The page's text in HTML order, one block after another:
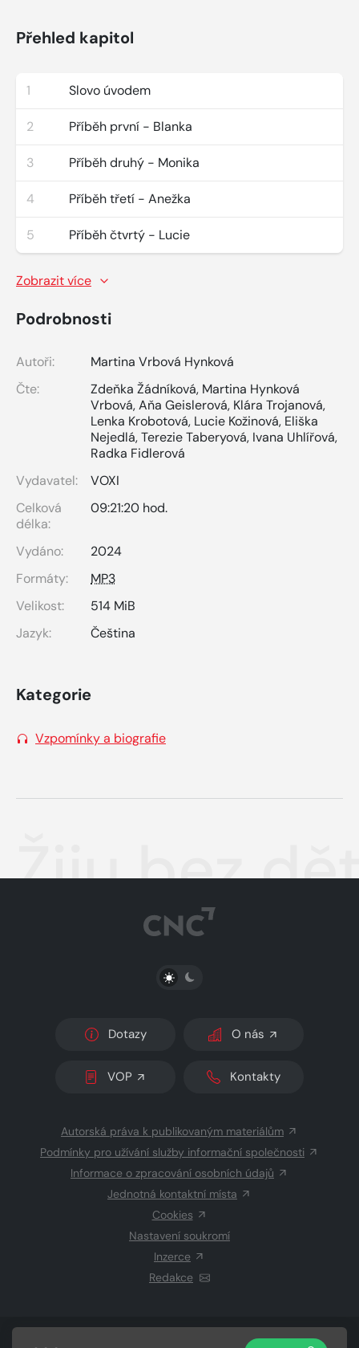
Přehled kapitol
1 Slovo úvodem
2 Příběh první - Blanka
3 Příběh druhý - Monika
4 Příběh třetí - Anežka
5 Příběh čtvrtý - Lucie
Zobrazit více
Podrobnosti
Autoři:
Martina Vrbová Hynková
Čte:
Zdeňka Žádníková, Martina Hynková
Vrbová,Aňa Geislerová, Klára Trojanová,
Lenka Krobotová, Lucie Kožinová, Eliška
Nejedlá,Terezie Taberyová, Ivana Uhlířová,
Radka Fidlerová
Vydavatel:
VOXI
Celková
délka:
09:21:20 hod.
Vydáno:
2024
Formáty:
MP3
Velikost:
514 MiB
Jazyk:
Čeština
Kategorie
Vzpomínky a biografie
Žiju bez
PŘEPNOUT SVĚTLÝ/TMAVÝ REŽIM
Dotazy O nás
VOP Kontakty
Autorská práva k publikovaným materiálům
Podmínky pro užívání služby informační společnosti
Informace o zpracování osobních údajů
Jednotná kontaktní místa
Cookies
Nastavení soukromí
Inzerce
Redakce
CZECH NEWS CENTER a.s.a dodavatelé